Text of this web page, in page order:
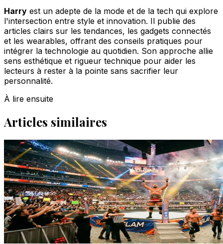
Harry est un adepte de la mode et de la tech qui explore
l'intersection entre style et innovation. Il publie des
articles clairs sur les tendances, les gadgets connectés
et les wearables, offrant des conseils pratiques pour
intégrer la technologie au quotidien. Son approche allie
sens esthétique et rigueur technique pour aider les
lecteurs à rester à la pointe sans sacrifier leur
personnalité.
À lire ensuite
Articles similaires